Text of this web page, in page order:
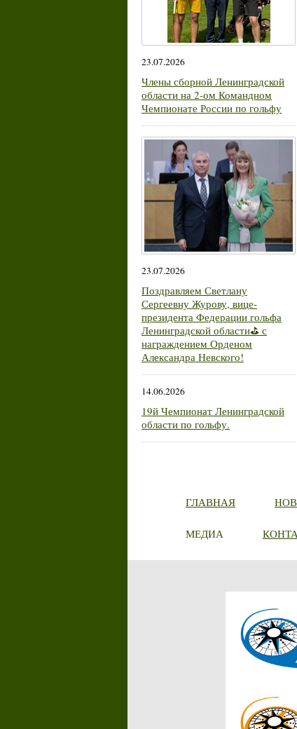
23.07.2026
Члены сборной Ленинградской
области на 2-ом Командном
Чемпионате России по гольфу
23.07.2026
Поздравляем Светлану
Сергеевну Журову, вице-
президента Федерации гольфа
Ленинградской области⛳ с
награждением Орденом
Александра Невского!
14.06.2026
19й Чемпионат Ленинградской
области по гольфу.
ГЛАВНАЯ
МЕДИА